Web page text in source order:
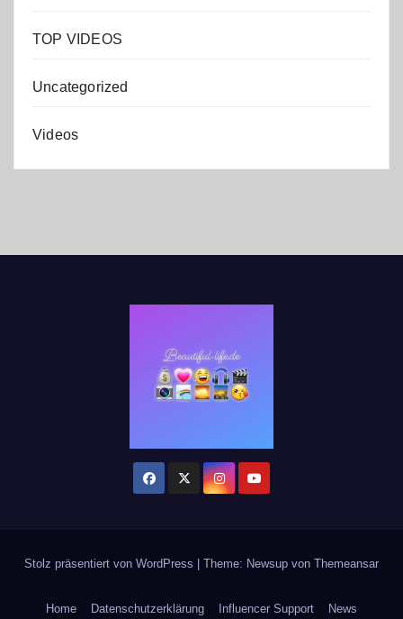
TOP VIDEOS
Uncategorized
Videos
Stolz präsentiert von WordPress Theme: Newsup von Themeansar
Home Datenschutzerklärung Influencer Support News